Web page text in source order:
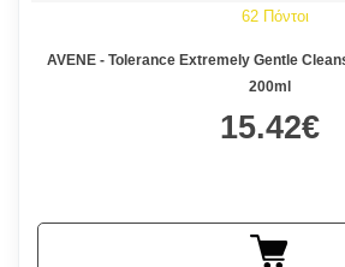
62 Πόντοι
AVENE - Tolerance Extremely Gentle Cleanser
200ml
15.42€